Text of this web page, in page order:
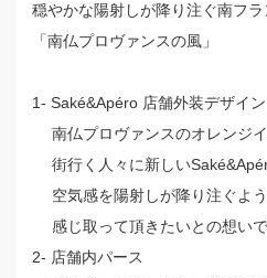
穏やかな陽射しが降り注ぐ南フ
「南仏プロヴァンスの風」
1- Saké&Apéro 店舗外装デザイン
南仏プロヴァンスのオレンジイ
街行く人々に新しい
空気感を陽射しが降り注ぐよ
感じ取って頂きたいとの想いで
2- 店舗内パース